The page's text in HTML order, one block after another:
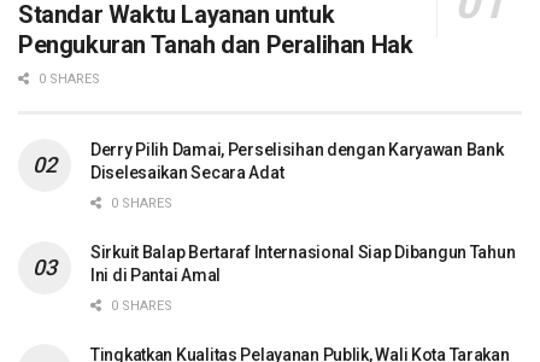
Standar Waktu Layanan untuk
Pengukuran Tanah dan Peralihan Hak
0 SHARES
Derry Pilih Damai, Perselisihan dengan Karyawan Bank
Diselesaikan Secara Adat
0 SHARES
Sirkuit Balap Bertaraf Internasional Siap Dibangun Tahun
Ini di Pantai Amal
0 SHARES
Tingkatkan Kualitas Pelayanan Publik, Wali Kota Tarakan